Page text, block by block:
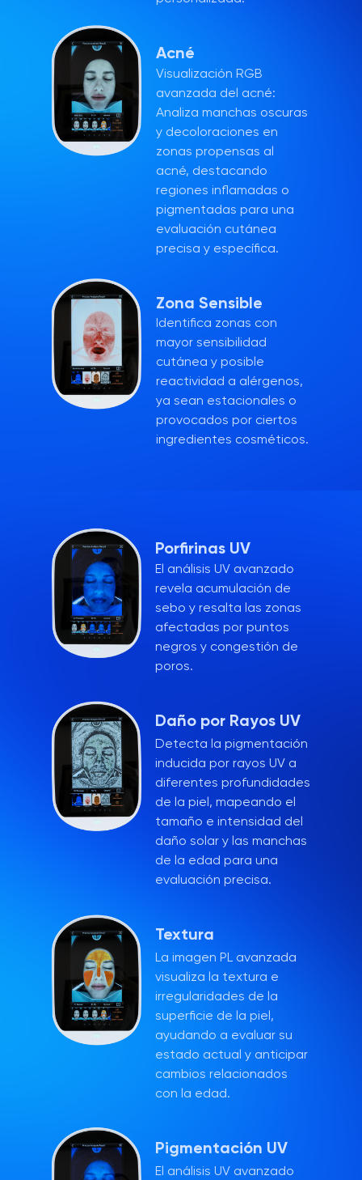
Zona Sensible
Identifica zonas con
mayor sensibilidad
cutánea y posible
reactividad a alérgenos,
ya sean estacionales o
provocados por ciertos
ingredientes cosméticos.
Visualización RGB
avanzada del acné:
Analiza manchas oscuras
y decoloraciones en
zonas propensas al
acné, destacando
regiones inflamadas o
pigmentadas para una
evaluación cutánea
precisa y específica.
Acné
Pigmentación UV
Porfirinas UV
El análisis UV avanzado
La imagen PL avanzada
visualiza la textura e
irregularidades de la
superficie de la piel,
ayudando a evaluar su
estado actual y anticipar
cambios relacionados
con la edad.
Textura
Detecta la pigmentación
inducida por rayos UV a
diferentes profundidades
de la piel, mapeando el
tamaño e intensidad del
daño solar y las manchas
de la edad para una
evaluación precisa.
Daño por Rayos UV
El análisis UV avanzado
revela acumulación de
sebo y resalta las zonas
afectadas por puntos
negros y congestión de
poros.